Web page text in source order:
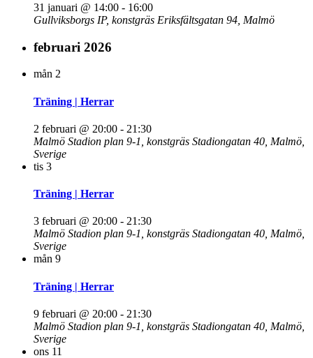
31 januari @ 14:00 - 16:00
Gullviksborgs IP, konstgräs Eriksfältsgatan 94, Malmö
februari 2026
mån 2
Träning | Herrar
2 februari @ 20:00 - 21:30
Malmö Stadion plan 9-1, konstgräs Stadiongatan 40, Malmö,
Sverige
tis 3
Träning | Herrar
3 februari @ 20:00 - 21:30
Malmö Stadion plan 9-1, konstgräs Stadiongatan 40, Malmö,
Sverige
mån 9
Träning | Herrar
9 februari @ 20:00 - 21:30
Malmö Stadion plan 9-1, konstgräs Stadiongatan 40, Malmö,
Sverige
ons 11